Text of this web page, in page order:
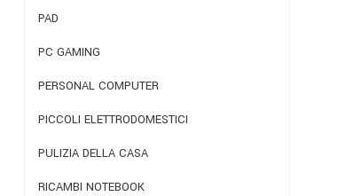
PAD
PC GAMING
PERSONAL COMPUTER
PICCOLI ELETTRODOMESTICI
PULIZIA DELLA CASA
RICAMBI NOTEBOOK